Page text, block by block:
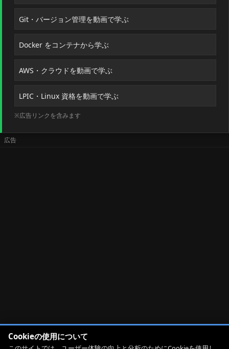
Cookieの使用について
Git・バージョン管理を動画で学ぶ
Docker をコンテナから学ぶ
AWS・クラウドを動画で学ぶ
LPIC・Linux 資格を動画で学ぶ
※広告リンクを含みます